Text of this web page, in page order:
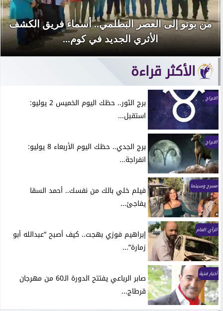
من بوتو إلى العصر البطلمي.. أسماء فريق الكشف
الأثري الجديد في كوم...
الأكثر قراءة
الابراج
برج الثور.. حظك اليوم الخميس 2 يوليو:
استقبل...
الابراج
برج الجدي.. حظك اليوم الأربعاء 8 يوليو:
انفراجة...
مسرح وسينما
فيلم خلي بالك من نفسك.. أحمد السقا
يفاجئ...
الرأي العام
إبراهيم فوزي بهجت.. كيف أصبح “عبدالله أبو
زمارة”...
أخبار فنية
صابر الرباعي يفتتح الدورة الـ60 من مهرجان
قرطاج...